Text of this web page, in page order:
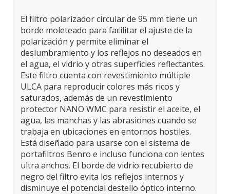
El filtro polarizador circular de 95 mm tiene un
borde moleteado para facilitar el ajuste de la
polarización y permite eliminar el
deslumbramiento y los reflejos no deseados en
el agua, el vidrio y otras superficies reflectantes.
Este filtro cuenta con revestimiento múltiple
ULCA para reproducir colores más ricos y
saturados, además de un revestimiento
protector NANO WMC para resistir el aceite, el
agua, las manchas y las abrasiones cuando se
trabaja en ubicaciones en entornos hostiles.
Está diseñado para usarse con el sistema de
portafiltros Benro e incluso funciona con lentes
ultra anchos. El borde de vidrio recubierto de
negro del filtro evita los reflejos internos y
disminuye el potencial destello óptico interno.